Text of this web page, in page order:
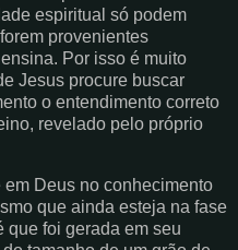
espiritual só podem
provenientes
Por isso é muito
Jesus procure buscar
o entendimento correto
revelado pelo próprio
Deus no conhecimento
que ainda esteja na fase
que foi gerada em seu